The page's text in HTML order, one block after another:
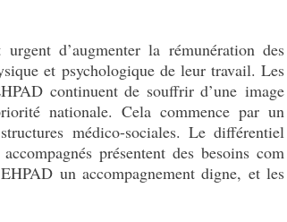
d’augmenter la rémunération des
et psychologique de leur travail. Les
continuent de souffrir d’une image
nationale. Cela commence par un
médico-sociales. Le différentiel
présentent des besoins com
un accompagnement digne, et les